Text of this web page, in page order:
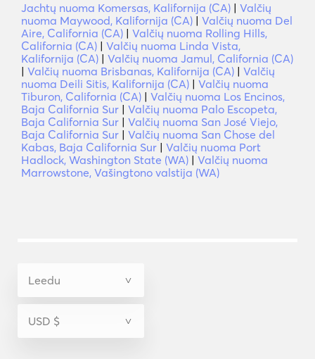
Jachtų nuoma Komersas, Kalifornija (CA) | Valčių
nuoma Maywood, Kalifornija (CA) | Valčių nuoma Del
Aire, California (CA) | Valčių nuoma Rolling Hills,
California (CA) | Valčių nuoma Linda Vista,
Kalifornija (CA) | Valčių nuoma Jamul, California (CA)
| Valčių nuoma Brisbanas, Kalifornija (CA) | Valčių
nuoma Deili Sitis, Kalifornija (CA) | Valčių nuoma
Tiburon, California (CA) | Valčių nuoma Los Encinos,
Baja California Sur | Valčių nuoma Palo Escopeta,
Baja California Sur | Valčių nuoma San José Viejo,
Baja California Sur | Valčių nuoma San Chose del
Kabas, Baja California Sur | Valčių nuoma Port
Hadlock, Washington State (WA) | Valčių nuoma
Marrowstone, Vašingtono valstija (WA)